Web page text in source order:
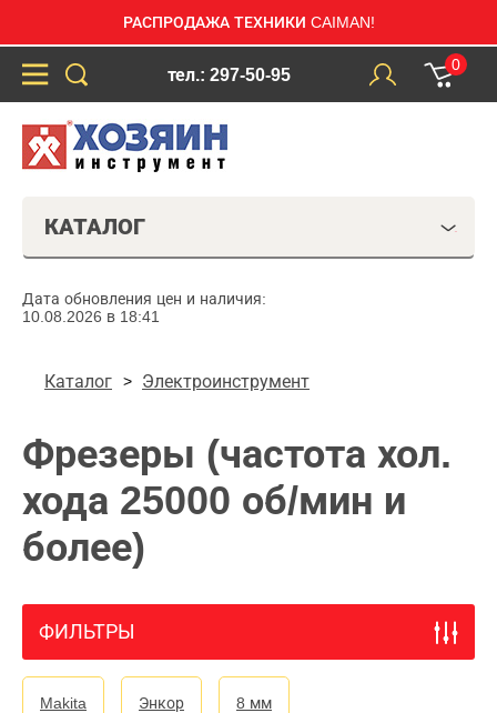
РАСПРОДАЖА ТЕХНИКИ CAIMAN!
тел.: 297-50-95
0
КАТАЛОГ
Дата обновления цен и наличия:
10.08.2026 в 18:41
Каталог Электроинструмент
Фрезеры (частота хол.
хода 25000 об/мин и
более)
ФИЛЬТРЫ
Makita Энкор 8 мм